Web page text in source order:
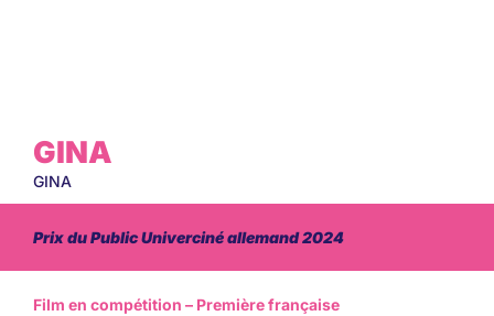
GINA
GINA
Prix du Public Univerciné allemand 2024
Film en compétition – Première française